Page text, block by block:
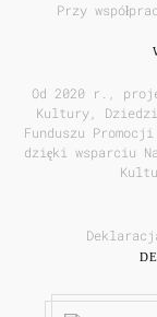
Przy
Od 2020 r.,
Kultury,
Funduszu
dzięki wsparciu